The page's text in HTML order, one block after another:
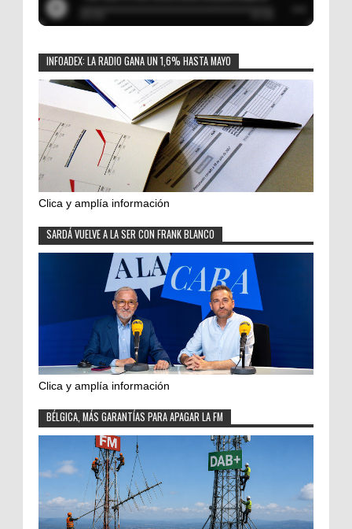
INFOADEX: LA RADIO GANA UN 1,6% HASTA MAYO
Clica y amplía información
SARDÁ VUELVE A LA SER CON FRANK BLANCO
Clica y amplía información
BÉLGICA, MÁS GARANTÍAS PARA APAGAR LA FM